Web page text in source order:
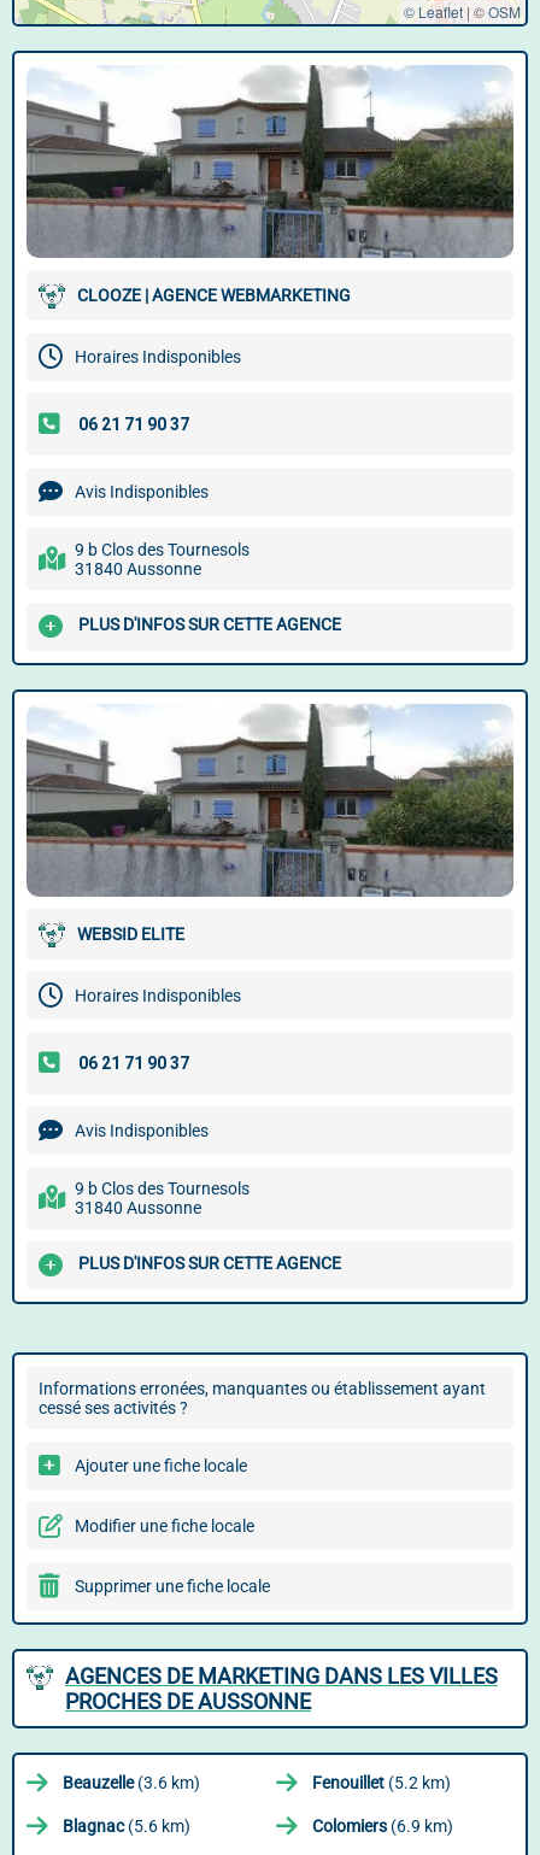
© Leaflet | ©OSM
CLOOZE | AGENCE WEBMARKETING
Horaires Indisponibles
Avis Indisponibles
9 b Clos des Tournesols
31840 Aussonne
PLUS D'INFOS SUR CETTE AGENCE
WEBSID ELITE
Horaires Indisponibles
Avis Indisponibles
9 b Clos des Tournesols
31840 Aussonne
PLUS D'INFOS SUR CETTE AGENCE
Informations erronées, manquantes ou établissement ayant
cessé ses activités ?
Ajouter une fiche locale
Modifier une fiche locale
Supprimer une fiche locale
AGENCES DE MARKETING DANS LES VILLES
PROCHES DE AUSSONNE
Beauzelle(3.6 km) Fenouillet (5.2 km)
Blagnac(5.6 km) Colomiers (6.9 km)